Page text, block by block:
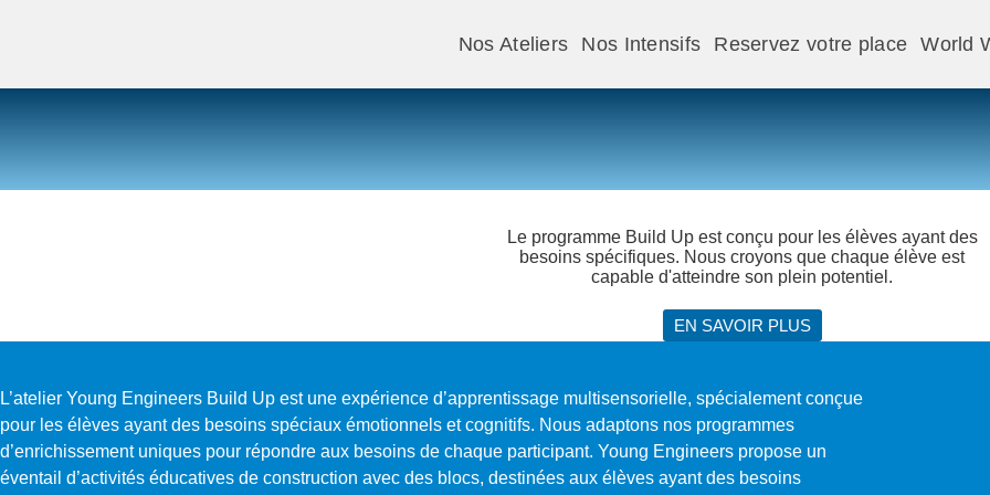
Nos Ateliers Nos Intensifs Reservez votre place World
Le programme Build Up est conçu pour les élèves ayant des
besoins spécifiques. Nous croyons que chaque élève est
capable d'atteindre son plein potentiel.
EN SAVOIR PLUS
L’atelier Young Engineers Build Up est une expérience d’apprentissage multisensorielle, spécialement conçue
pour les élèves ayant des besoins spéciaux émotionnels et cognitifs. Nous adaptons nos programmes
d’enrichissement uniques pour répondre aux besoins de chaque participant. Young Engineers propose un
éventail d’activités éducatives de construction avec des blocs, destinées aux élèves ayant des besoins